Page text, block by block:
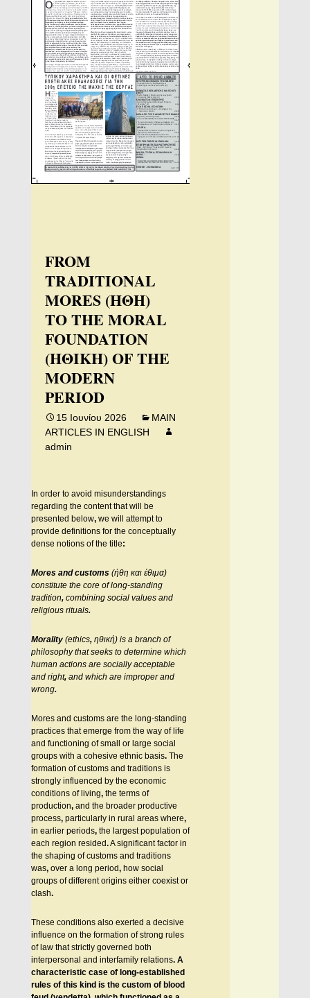
FROM
TRADITIONAL
MORES (ΗΘΗ)
TO THE MORAL
FOUNDATION
(ΗΘΙΚΗ) OF THE
MODERN
PERIOD
15 Ιουνίου 2026
MAIN
ARTICLES IN ENGLISH
admin
In order to avoid misunderstandings
regarding the content that will be
presented below,we will attempt to
provide definitions for the conceptually
dense notions of the title:
Mores and customs(ήθη και έθιμα)
constitute the core of long-standing
tradition,combining social values and
religious rituals.
Morality (ethics, ηθική) is a branch of
philosophy that seeks to determine which
human actions are socially acceptable
and right,and which are improper and
wrong.
Mores and customs are the long-standing
practices that emerge from the way of life
and functioning of small or large social
groups with a cohesive ethnic basis.Τhe
formation of customs and traditions is
strongly influenced by the economic
conditions of living,the terms of
production,and the broader productive
process,particularly in rural areas where,
in earlier periods,the largest population of
each region resided.A significant factor in
the shaping of customs and traditions
was,over a long period,how social
groups of different origins either coexist or
clash.
These conditions also exerted a decisive
influence on the formation of strong rules
of law that strictly governed both
interpersonal and interfamily relations. A
characteristic case of long-established
rules of this kind is the custom of blood